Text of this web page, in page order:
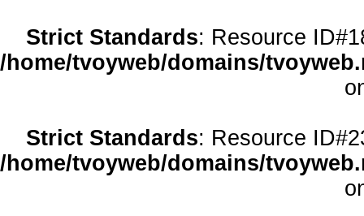
Strict Standards: Resource
/home/tvoyweb/domains/
Strict Standards: Resource
/home/tvoyweb/domains/